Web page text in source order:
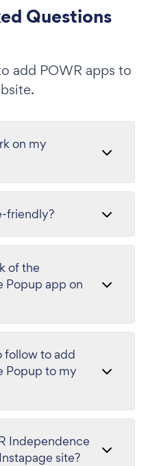
Questions
add POWR apps to
on my
friendly?
of the
Popup app on
follow to add
Popup to my
Independence
site?